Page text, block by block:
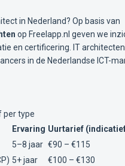
in Nederland? Op basis van
op Freelapp.nl geven we
en certificering. IT architecten
in de Nederlandse ICT-
per type
Ervaring Uurtarief
5–8 jaar €90 – €115
5+ jaar
€100 – €130